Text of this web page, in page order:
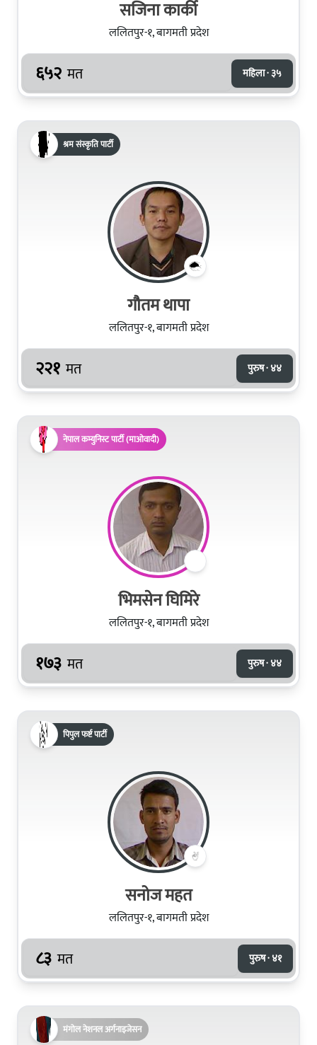
सजिना कार्की
ललितपुर-१, बागमती प्रदेश
६५२ मत महिला · ३५
श्रम संस्कृति पार्टी
गौतम थापा
ललितपुर-१, बागमती प्रदेश
२२१ मत पुरुष · ४४
नेपाल कम्युनिस्ट पार्टी (माओवादी)
भिमसेन घिमिरे
ललितपुर-१, बागमती प्रदेश
१७३ मत पुरुष · ४४
पिपुल फर्ष्ट पार्टी
सनोज महत
ललितपुर-१, बागमती प्रदेश
८३ मत पुरुष · ४१
मंगोल नेशनल अर्गनाइजेसन